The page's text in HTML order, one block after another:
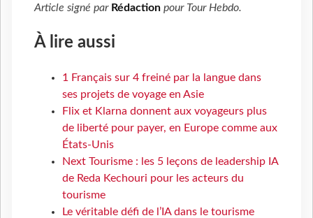
Article signé par Rédaction pour Tour Hebdo.
À lire aussi
1 Français sur 4 freiné par la langue dans
ses projets de voyage en Asie
Flix et Klarna donnent aux voyageurs plus
de liberté pour payer, en Europe comme aux
États-Unis
Next Tourisme : les 5 leçons de leadership IA
de Reda Kechouri pour les acteurs du
tourisme
Le véritable défi de l’IA dans le tourisme